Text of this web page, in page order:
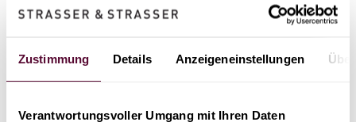
Zustimmung Details Anzeigeneinstellungen
Verantwortungsvoller Umgang mit Ihren Daten
om
Nutzung von
durch den
Cookie stammt